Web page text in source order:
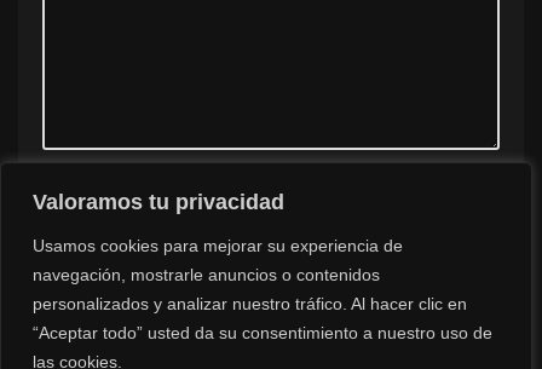
Valoramos tu privacidad
Usamos cookies para mejorar su experiencia de
navegación, mostrarle anuncios o contenidos
personalizados y analizar nuestro tráfico. Al hacer clic en
“Aceptar todo” usted da su consentimiento a nuestro uso de
las cookies.
Guarda mi nombre, correo electrónico y web en este